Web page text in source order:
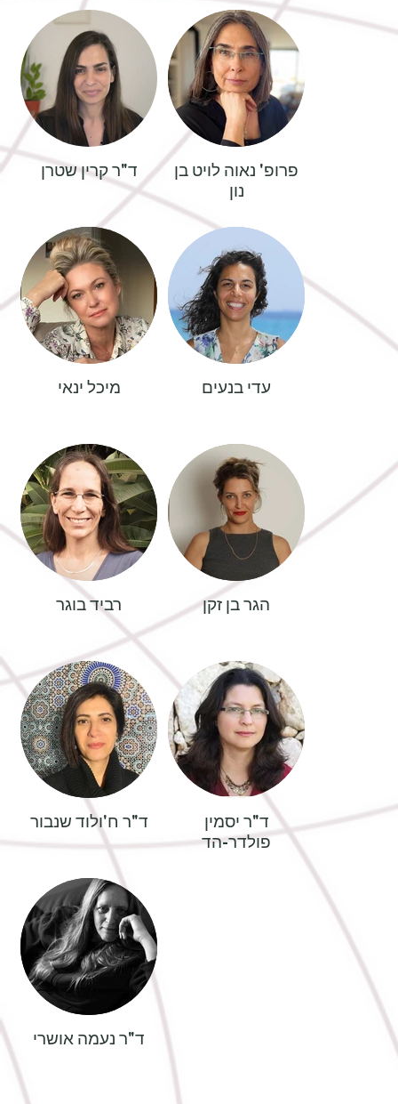
ד"ר קרין שטרן
פרופ' נאוה לויט בן
נון
מיכל ינאי עדי בנעים
רביד בוגר הגר בן זקן
ד"ר ח'ולוד שנבור
ד"ר יסמין
פולדר-הד
ד"ר נעמה אושרי